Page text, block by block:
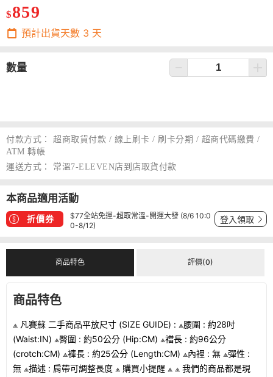
$859
預計出貨天數 3 天
數量
付款方式：
超商取貨付款 / 線上刷卡 / 刷卡分期 / 超商代碼繳費 /
ATM 轉帳
運送方式：
常溫7-ELEVEN店到店取貨付款
本商品適用活動
折價券
$77全站免運-超取常溫-開運大發 (8/6 10:0
0-8/12)
登入領取
商品特色 評價(0)
商品特色
⟁ 凡賽蘇 二手商品平放尺寸 (SIZE GUIDE) : ⟁腰圍 : 約28吋
(Waist:IN) ⟁臀圍 : 約50公分 (Hip:CM) ⟁襠長 : 約96公分
(crotch:CM) ⟁褲長 : 約25公分 (Length:CM) ⟁內裡 : 無 ⟁彈性 :
無 ⟁描述 : 肩帶可調整長度 ⟁ 購買小提醒 ⟁ ⟁ 我們的商品都是現